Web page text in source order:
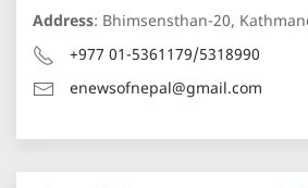
Address: Bhimsensthan-20,
+977 01-5361179/5318990
enewsofnepal@gmail.com